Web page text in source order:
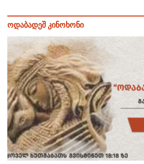
ოდაბადეშ კინოხონი